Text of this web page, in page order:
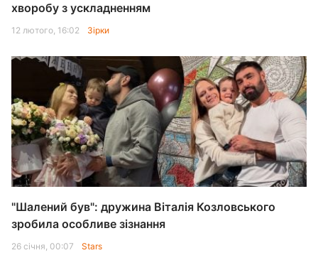
хворобу з ускладненням
12 лютого, 16:02 Зірки
"Шалений був": дружина Віталія Козловського
зробила особливе зізнання
26 січня, 00:07 Stars